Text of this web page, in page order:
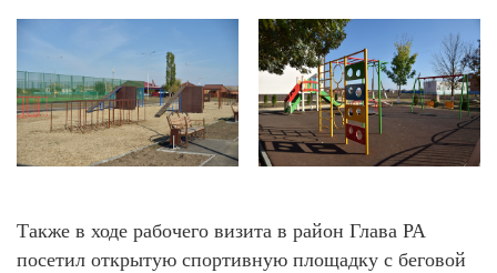
Также в ходе рабочего визита в район Глава РА
посетил открытую спортивную площадку с беговой